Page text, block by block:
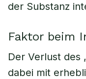
der Substanz
Faktor beim
Der Verlust des
dabei mit